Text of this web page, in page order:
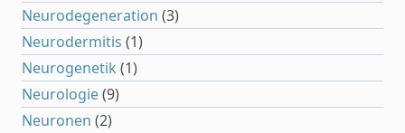
Neurodegeneration (3)
Neurodermitis (1)
Neurogenetik (1)
Neurologie(9)
Neuronen (2)